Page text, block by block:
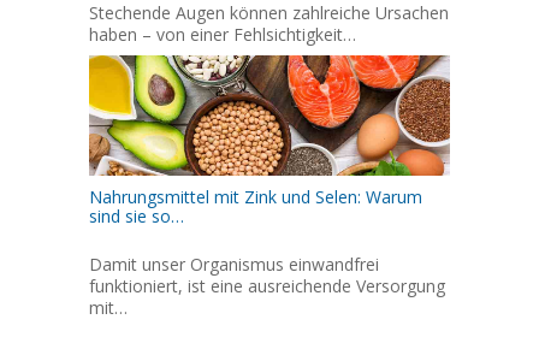
Stechende Augen können zahlreiche Ursachen
haben – von einer Fehlsichtigkeit…
Nahrungsmittel mit Zink und Selen: Warum
sind sie so…
Damit unser Organismus einwandfrei
funktioniert, ist eine ausreichende Versorgung
mit…